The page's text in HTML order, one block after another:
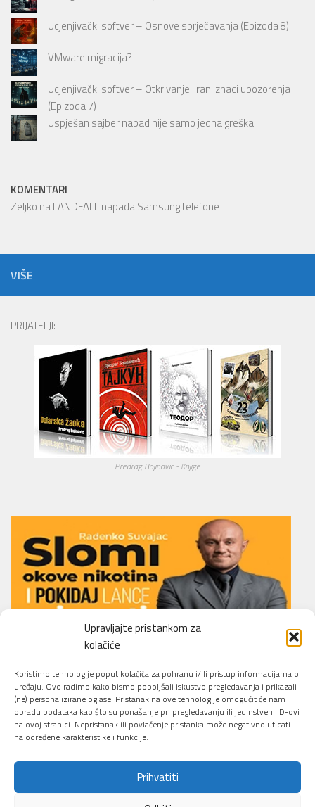
Upravljajte pristankom za
kolačiće
Koristimo tehnologije poput kolačića za pohranu i/ili pristup informacijama o
uređaju. Ovo radimo kako bismo poboljšali iskustvo pregledavanja i prikazali
(ne) personalizirane oglase. Pristanak na ove tehnologije omogućit će nam
obradu podataka kao što su ponašanje pri pregledavanju ili jedinstveni ID-ovi
na ovoj stranici. Nepristanak ili povlačenje pristanka može negativno uticati
na određene karakteristike i funkcije.
Prihvatiti
Ucjenjivački softver – Osnove sprječavanja (Epizoda 8)
VMware migracija?
Ucjenjivački softver – Otkrivanje i rani znaci upozorenja
(Epizoda 7)
Uspješan sajber napad nije samo jedna greška
KOMENTARI
Zeljko naLANDFALL napada Samsung telefone
VIŠE
PRIJATELJI:
Predrag Bojinovic - Knjige
Li.O.N.S. Smoking Cessation Method
Sajber Info Security © 2026. All Rights Reserved.